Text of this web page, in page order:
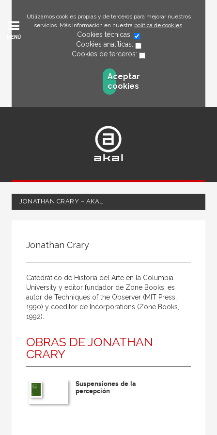
Utilizamos cookies propias y de terceros para mejorar nuestros
servicios. Más información en nuestra política de cookies.
Cookies técnicas:
Cookies analíticas:
Cookies de terceros:
Aceptar
cookies
MENÚ
JONATHAN CRARY – AKAL
Coordinador
Editora
Escritora
Ilustrador
Prologuista
Traductor
Jonathan Crary
Catedrático de Historia del Arte en la Columbia
University y editor fundador de Zone Books, es
autor de Techniques of the Observer (MIT Press,
1990) y coeditor de Incorporations (Zone Books,
1992).
OBRAS DE JONATHAN
CRARY
Suspensiones de la
percepción